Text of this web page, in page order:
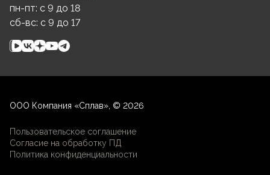
пн-пт: c 9 до 18
сб-вс: c 9 до 17
ООО Компания «Сплав», © 2026
Пользовательское соглашение
Согласие на обработку ПД
Политика конфиденциальности